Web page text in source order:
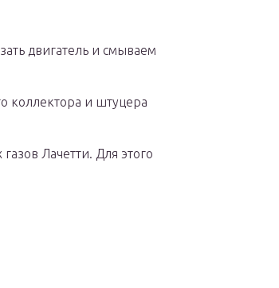
двигатель и смываем
коллектора и штуцера
Лачетти. Для этого